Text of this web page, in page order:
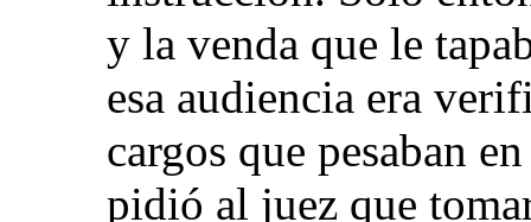
y la venda que le
esa audiencia era
cargos que pesaban
pidió al juez que